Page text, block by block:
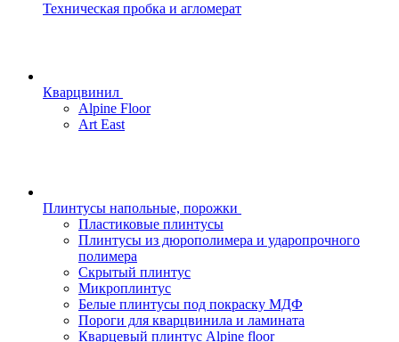
Техническая пробка и агломерат
Кварцвинил
Alpine Floor
Art East
Плинтусы напольные, порожки
Пластиковые плинтусы
Плинтусы из дюрополимера и ударопрочного
полимера
Скрытый плинтус
Микроплинтус
Белые плинтусы под покраску МДФ
Пороги для кварцвинила и ламината
Кварцевый плинтус Alpine floor